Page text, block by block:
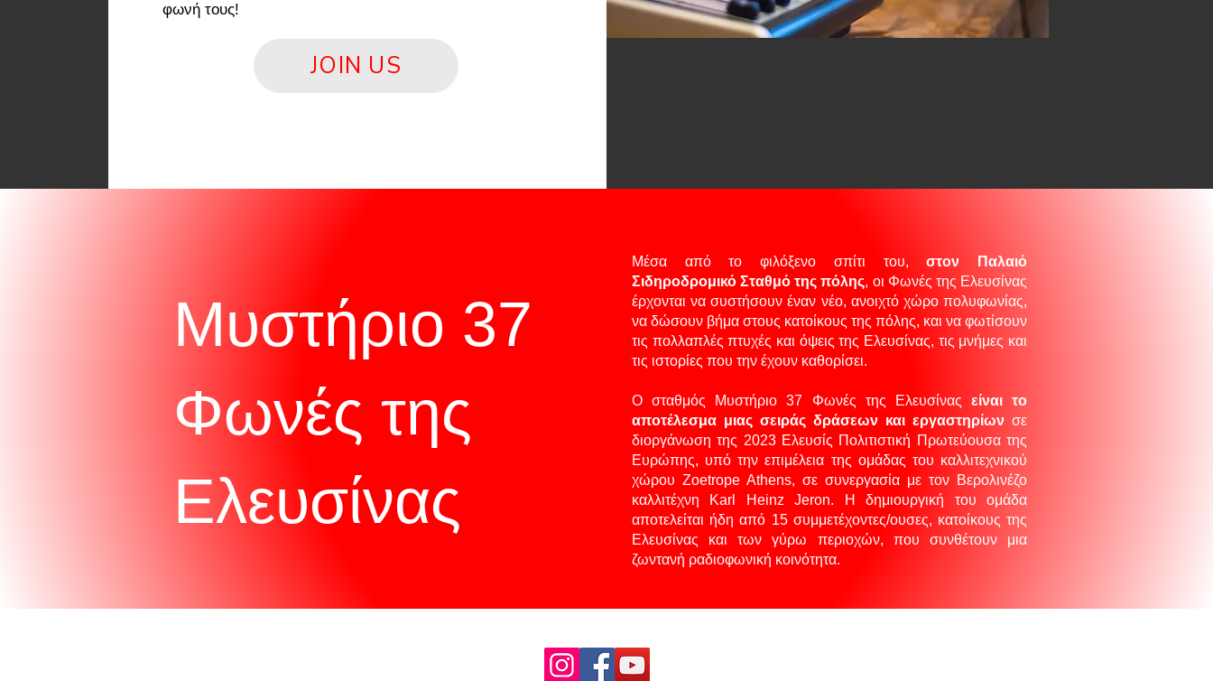
φωνή τους!
JOIN US
Μυστήριο 37
Φωνές της
Ελευσίνας
Μέσα από το φιλόξενο σπίτι του,στον Παλαιό
Σιδηροδρομικό Σταθμό της πόλης, οι Φωνές της Ελευσίνας
έρχονται να συστήσουν έναν νέο, ανοιχτό χώρο πολυφωνίας,
να δώσουν βήμα στους κατοίκους της πόλης, και να φωτίσουν
τις πολλαπλές πτυχές και όψεις της Ελευσίνας, τις μνήμες και
τις ιστορίες που την έχουν καθορίσει.
Ο σταθμός Μυστήριο 37 Φωνές της Ελευσίνας είναι το
αποτέλεσμα μιας σειράς δράσεων και εργαστηρίων σε
διοργάνωση της 2023 Ελευσίς Πολιτιστική Πρωτεύουσα της
Ευρώπης, υπό την επιμέλεια της ομάδας του καλλιτεχνικού
χώρου Zoetrope Athens, σε συνεργασία με τον Βερολινέζο
καλλιτέχνη Karl Heinz Jeron. Η δημιουργική του ομάδα
αποτελείται ήδη από 15 συμμετέχοντες/ουσες, κατοίκους της
Ελευσίνας και των γύρω περιοχών, που συνθέτουν μια
ζωντανή ραδιοφωνική κοινότητα. ​